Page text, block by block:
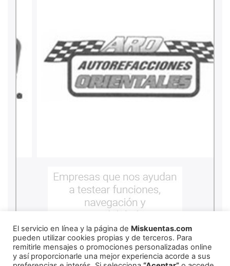
El servicio en línea y la página de Miskuentas.com
pueden utilizar cookies propias y de terceros. Para
remitirle mensajes o promociones personalizadas online
y así proporcionarle una mejor experiencia acorde a sus